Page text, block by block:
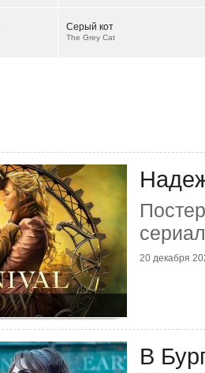
Серый кот
The Grey Cat
20 декабря
В